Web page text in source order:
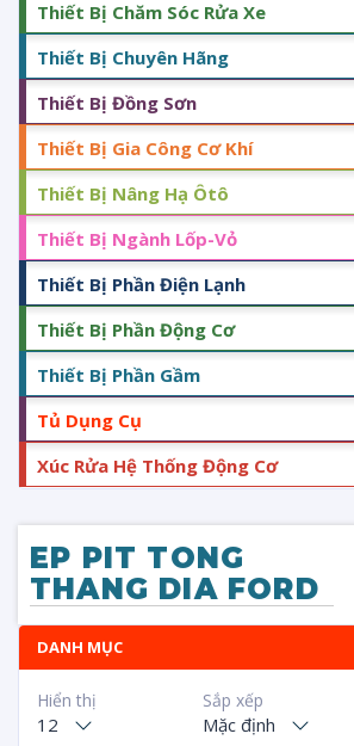
Thiết Bị Chăm Sóc Rửa Xe
Thiết Bị Chuyên Hãng
Thiết Bị Đồng Sơn
Thiết Bị Gia Công Cơ Khí
Thiết Bị Nâng Hạ Ôtô
Thiết Bị Ngành Lốp-Vỏ
Thiết Bị Phần Điện Lạnh
Thiết Bị Phần Động Cơ
Thiết Bị Phần Gầm
Tủ Dụng Cụ
Xúc Rửa Hệ Thống Động Cơ
EP PIT TONG
THANG DIA FORD
DANH MỤC
Sắp xếp
Mặc định
Hiển thị
12